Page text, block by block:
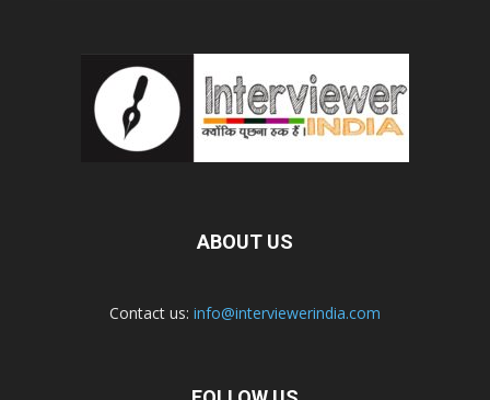
ABOUT US
Contact us: info@interviewerindia.com